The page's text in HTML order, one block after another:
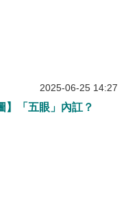
2025-06-25 14:27
】「五眼」內訌？